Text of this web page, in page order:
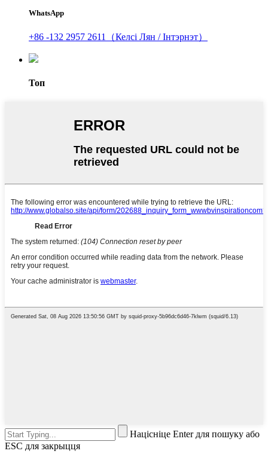
WhatsApp
+86 -132 2957 2611（Келсі Лян / Інтэрнэт）
Топ
Націсніце Enter для пошуку або
ESC для закрыцця